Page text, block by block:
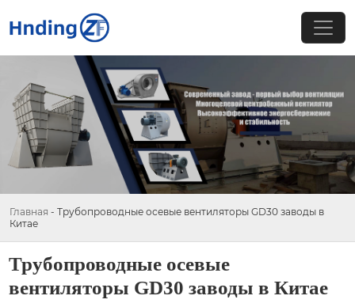
Главная - Трубопроводные осевые вентиляторы GD30 заводы в
Китае
Трубопроводные осевые
вентиляторы GD30 заводы в Китае